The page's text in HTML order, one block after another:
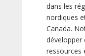
dans les
nordiques
Canada.
développer
ressources